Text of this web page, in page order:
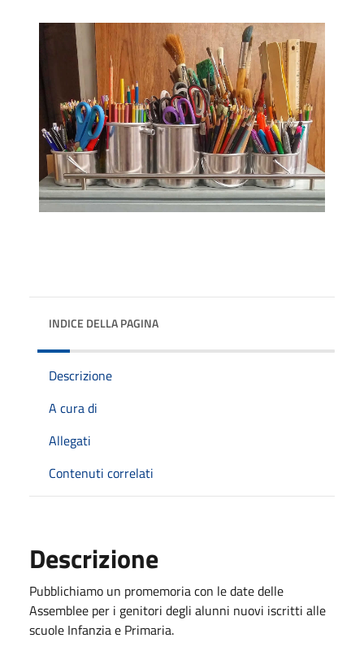
INDICE DELLA PAGINA
Descrizione
A cura di
Allegati
Contenuti correlati
Descrizione
Pubblichiamo un promemoria con le date delle
Assemblee per i genitori degli alunni nuovi iscritti alle
scuole Infanzia e Primaria.